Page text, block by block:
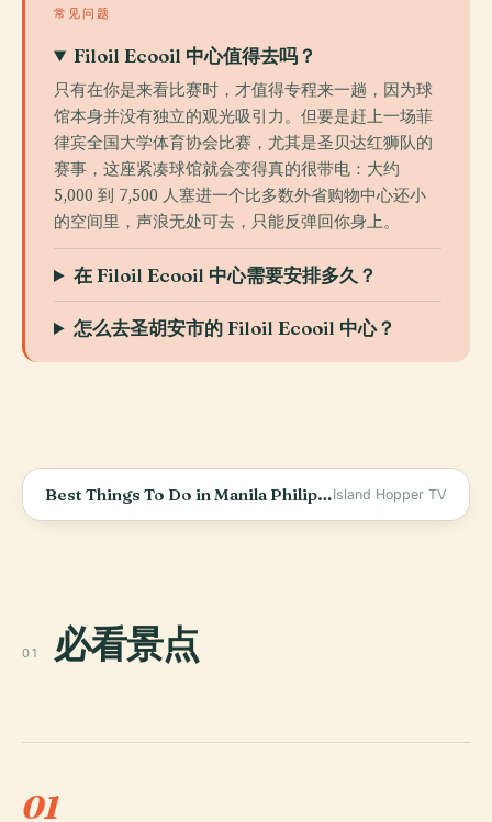
常见问题
Filoil Ecooil 中心值得去吗？
只有在你是来看比赛时，才值得专程来一趟，因为球
馆本身并没有独立的观光吸引力。但要是赶上一场菲
律宾全国大学体育协会比赛，尤其是圣贝达红狮队的
赛事，这座紧凑球馆就会变得真的很带电：大约
5,000 到 7,500 人塞进一个比多数外省购物中心还小
的空间里，声浪无处可去，只能反弹回你身上。
在 Filoil Ecooil 中心需要安排多久？
怎么去圣胡安市的 Filoil Ecooil 中心？
Best Things To Do in Manila Philippines 2026 4KIsland Hopper TV
01 必看景点
01